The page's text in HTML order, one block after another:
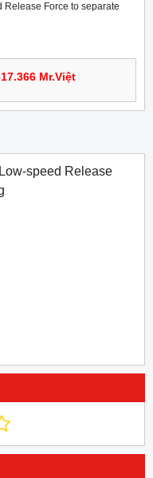
Release Force to separate
Mr.Việt
speed Release